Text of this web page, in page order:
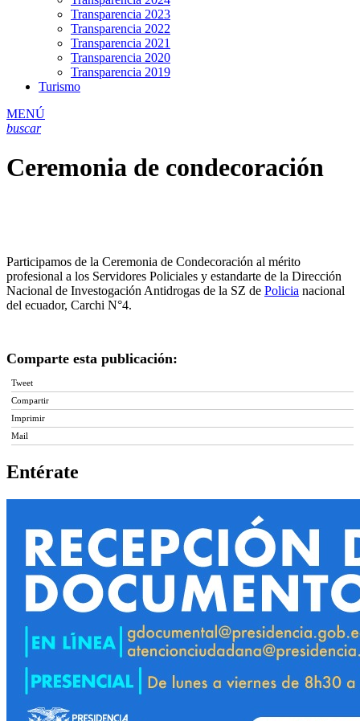
Transparencia 2023
Transparencia 2022
Transparencia 2021
Transparencia 2020
Transparencia 2019
Turismo
MENÚ
buscar
Ceremonia de condecoración
Participamos de la Ceremonia de Condecoración al mérito
profesional a los Servidores Policiales y estandarte de la Dirección
Nacional de Investogación Antidrogas de la SZ de Policia nacional
del ecuador, Carchi N°4.
Comparte esta publicación:
Tweet
Compartir
Imprimir
Mail
Entérate